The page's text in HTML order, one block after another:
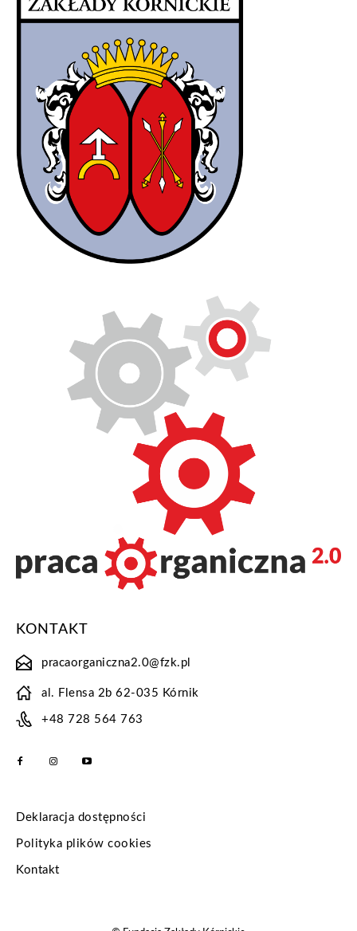
KONTAKT
pracaorganiczna2.0@fzk.pl
al. Flensa 2b 62-035 Kórnik
+48 728 564 763
Deklaracja dostępności
Polityka plików cookies
Kontakt